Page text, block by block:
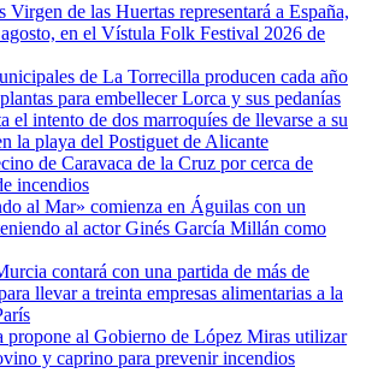
Virgen de las Huertas representará a España,
en el Vístula Folk Festival 2026 de
de La Torrecilla producen cada año
para embellecer Lorca y sus pedanías
el intento de dos marroquíes de llevarse a su
la playa del Postiguet de Alicante
de Caravaca de la Cruz por cerca de
incendios
al Mar» comienza en Águilas con un
al actor Ginés García Millán como
contará con una partida de más de
llevar a treinta empresas alimentarias a la
al Gobierno de López Miras utilizar
y caprino para prevenir incendios